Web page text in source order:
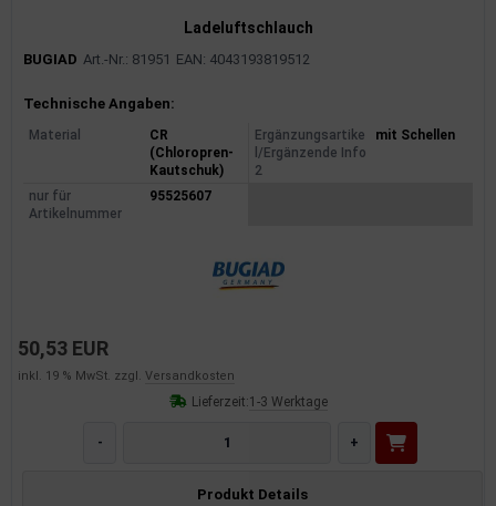
Ladeluftschlauch
BUGIAD Art.-Nr.: 81951 EAN: 4043193819512
Produktinformationen
Technische Angaben:
Material
CR
(Chloropren-
Kautschuk)
Ergänzungsartike
l/Ergänzende Info
2
mit Schellen
nur für
Artikelnummer
95525607
50,53 EUR
inkl. 19 % MwSt. zzgl. Versandkosten
Lieferzeit:1-3 Werktage
- +
Produkt Details